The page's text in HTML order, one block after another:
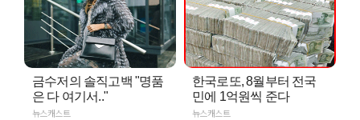
금수저의 솔직고백 "명품
은 다 여기서.."
뉴스캐스트
한국로또, 8월부터 전국
민에 1억원씩 준다
뉴스캐스트